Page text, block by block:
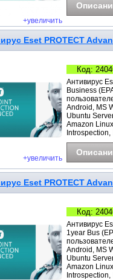
+увеличить
Eset PROTECT
+увеличить
Код:
Антивирус
Business
Android, MS
Ubuntu
Amazon
Eset PROTECT
Код:
Антивирус
1year Bus
Android, MS
Ubuntu
Amazon